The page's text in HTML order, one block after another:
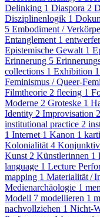
Delinking 1 Diaspora 2
Disziplinenlogik 1
5 Embodiment /
Entanglement 1
Epistemische Gewalt 1
Erinnerung 5
collections 1 Exhibition 1
Feminismus / Queer-
Filmtheorie 2 fleeing 1
Moderne 2 Groteske 1
Identity 2 Improvisation 2
institutional practice 2
1 Internet 1 Kanon 1
Kolonialität 4
Kunst 2 Künstlerinnen 1
language 1 Lecture
mapping 1 Materialität /
Medienarchäologie 1
Modell 7 modellieren 1
nachvollziehen 1 Nicht-